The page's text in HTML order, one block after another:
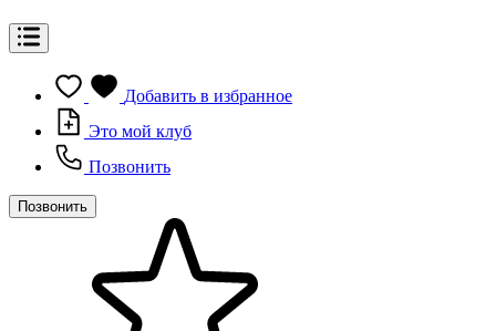
Добавить в избранное
Это мой клуб
Позвонить
Позвонить